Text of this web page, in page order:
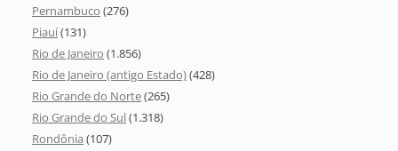
Pernambuco (276)
Piauí(131)
Rio de Janeiro (1.856)
Rio de Janeiro (antigo Estado)(428)
Rio Grande do Norte(265)
Rio Grande do Sul(1.318)
Rondônia (107)